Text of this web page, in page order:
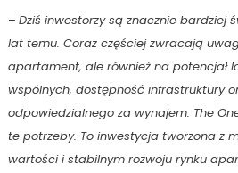
– Dziś inwestorzy są znacznie bardziej
lat temu. Coraz częściej zwracają
apartament, ale również na potencjał
wspólnych, dostępność infrastruktury
odpowiedzialnego za wynajem. The
te potrzeby. To inwestycja tworzona z
wartości i stabilnym rozwoju rynku